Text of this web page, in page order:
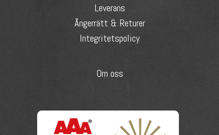
Leverans
Ångerrätt & Returer
Integritetspolicy
Om oss